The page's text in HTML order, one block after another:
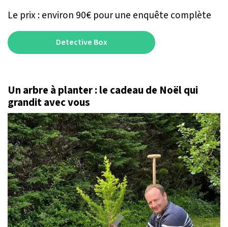
Le prix : environ 90€ pour une enquête complète
Detective Box
Un arbre à planter : le cadeau de Noël qui
grandit avec vous